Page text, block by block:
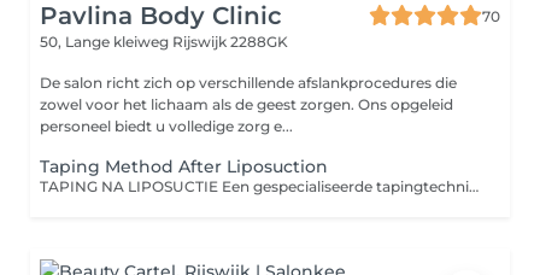
Pavlina Body Clinic
70
50, Lange kleiweg Rijswijk 2288GK
De salon richt zich op verschillende afslankprocedures die
zowel voor het lichaam als de geest zorgen. Ons opgeleid
personeel biedt u volledige zorg e...
Taping Method After Liposuction
TAPING NA LIPOSUCTIE Een gespecialiseerde tapingtechniek die het herstelproces na liposuctie ondersteunt en helpt om een zo glad mogelijk eindresultaat te bereiken. De tapes liften de huid licht, waardoor de lymfestroom wordt gestimuleerd, zwellingen verminderen en de regeneratie van het weefsel wordt bevorderd. Resultaten: snellere afvoer van vocht en vermindering van zwelling vermindering van blauwe plekken stimulatie van het lymfestelsel preventie van verhardingen en fibrose verlichting van druk en spanning ondersteuning van het natuurlijke herstelproces Belangrijk Taping wordt altijd individueel toegepast, afhankelijk van de fase van herstel en het advies van de arts.